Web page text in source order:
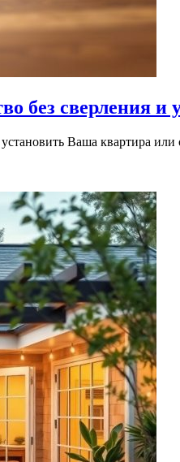
без сверления и
Ваша квартира